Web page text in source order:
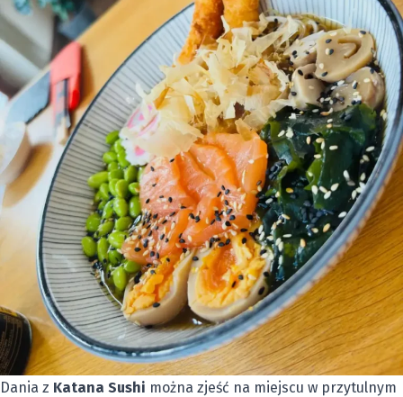
Dania z Katana Sushi można zjeść na miejscu w przytulnym